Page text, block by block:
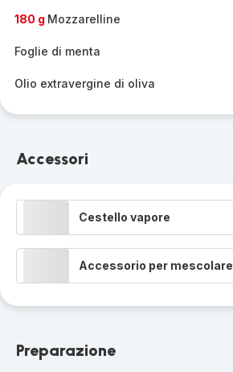
180 g Mozzarelline
Foglie di menta
Olio extravergine di oliva
Accessori
Cestello vapore
Accessorio per mescolare
Preparazione